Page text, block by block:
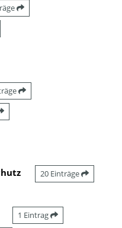
20 Einträge
1 Eintrag